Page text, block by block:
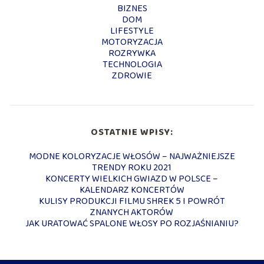
BIZNES
DOM
LIFESTYLE
MOTORYZACJA
ROZRYWKA
TECHNOLOGIA
ZDROWIE
OSTATNIE WPISY:
MODNE KOLORYZACJE WŁOSÓW – NAJWAŻNIEJSZE
TRENDY ROKU 2021
KONCERTY WIELKICH GWIAZD W POLSCE –
KALENDARZ KONCERTÓW
KULISY PRODUKCJI FILMU SHREK 5 I POWRÓT
ZNANYCH AKTORÓW
JAK URATOWAĆ SPALONE WŁOSY PO ROZJAŚNIANIU?